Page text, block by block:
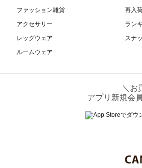
ファッション雑貨
アクセサリー
レッグウェア
ルームウェア
再入
ラン
スナ
＼お
アプリ新規会